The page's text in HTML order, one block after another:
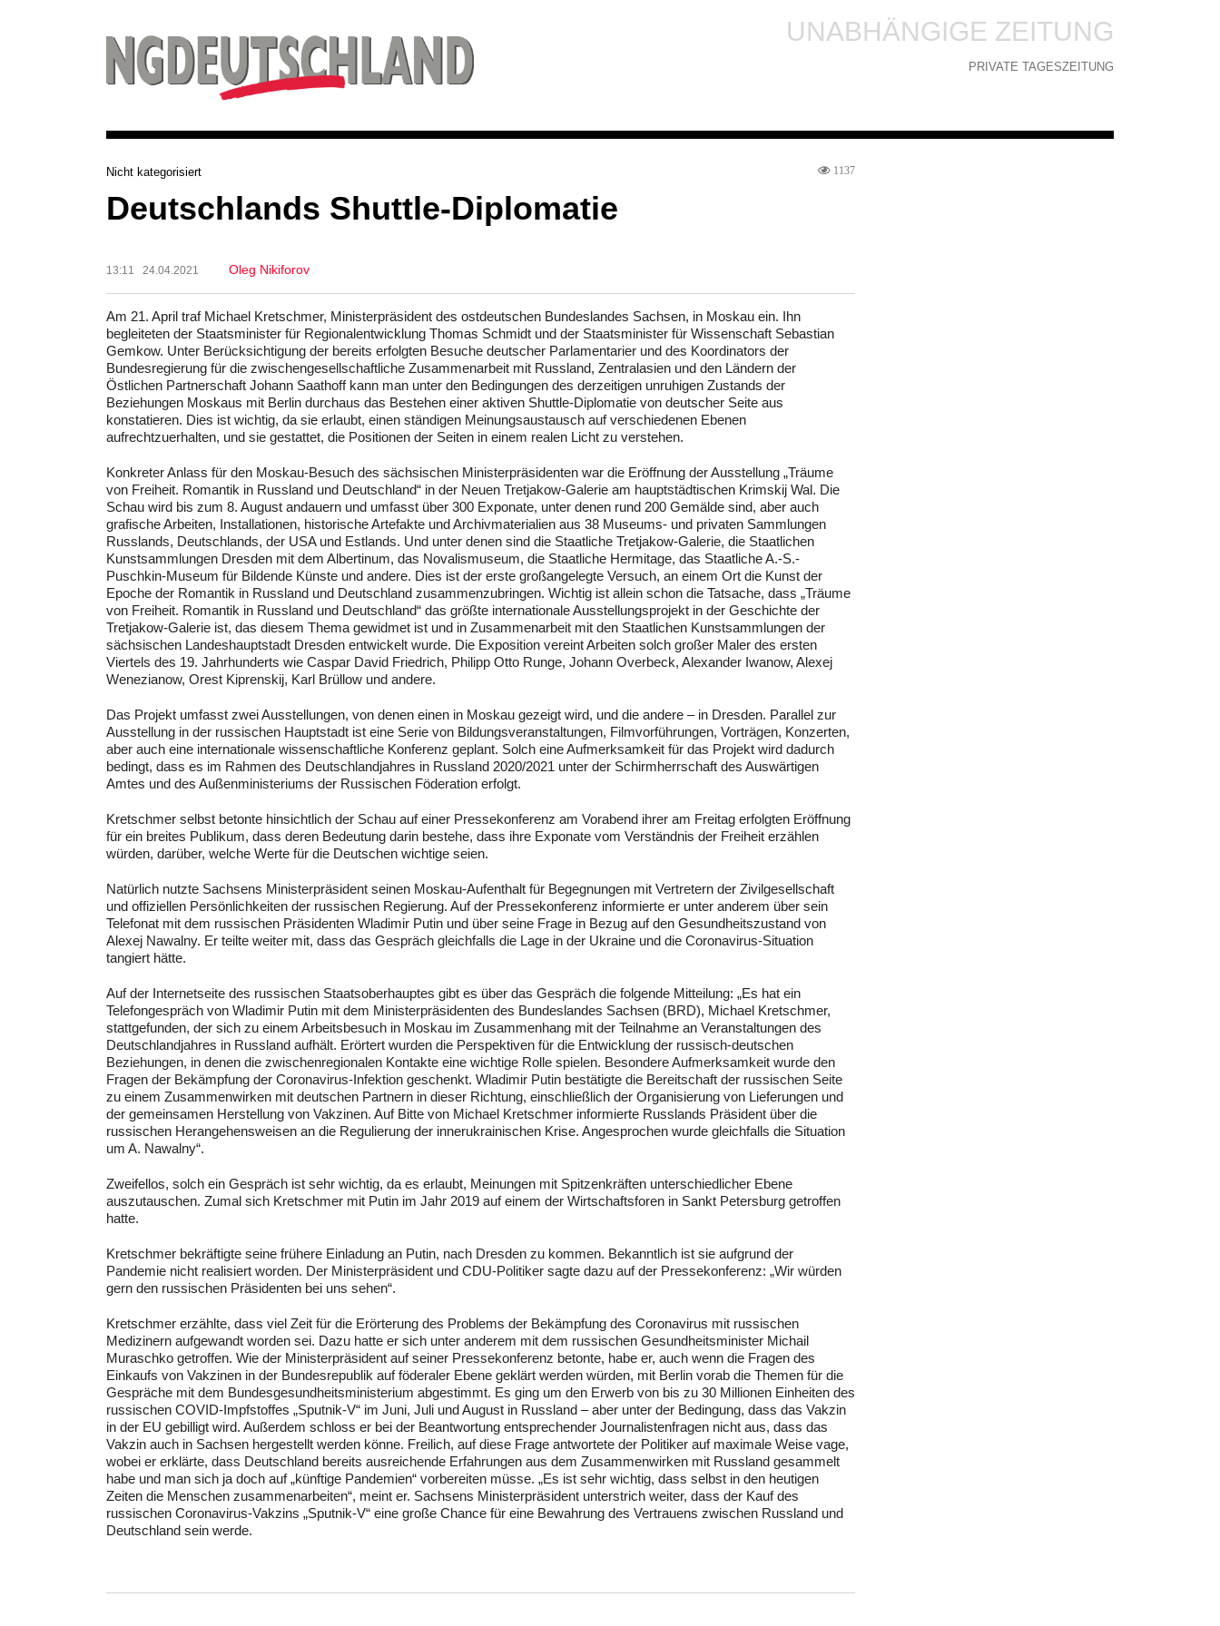
UNABHÄNGIGE ZEITUNG
PRIVATE TAGESZEITUNG
Nicht kategorisiert 1137
Deutschlands Shuttle-Diplomatie
13:11 24.04.2021 Oleg Nikiforov
Am 21. April traf Michael Kretschmer, Ministerpräsident des ostdeutschen Bundeslandes Sachsen, in Moskau ein. Ihn
begleiteten der Staatsminister für Regionalentwicklung Thomas Schmidt und der Staatsminister für Wissenschaft Sebastian
Gemkow. Unter Berücksichtigung der bereits erfolgten Besuche deutscher Parlamentarier und des Koordinators der
Bundesregierung für die zwischengesellschaftliche Zusammenarbeit mit Russland, Zentralasien und den Ländern der
Östlichen Partnerschaft Johann Saathoff kann man unter den Bedingungen des derzeitigen unruhigen Zustands der
Beziehungen Moskaus mit Berlin durchaus das Bestehen einer aktiven Shuttle-Diplomatie von deutscher Seite aus
konstatieren. Dies ist wichtig, da sie erlaubt, einen ständigen Meinungsaustausch auf verschiedenen Ebenen
aufrechtzuerhalten, und sie gestattet, die Positionen der Seiten in einem realen Licht zu verstehen.
Konkreter Anlass für den Moskau-Besuch des sächsischen Ministerpräsidenten war die Eröffnung der Ausstellung „Träume
von Freiheit. Romantik in Russland und Deutschland“ in der Neuen Tretjakow-Galerie am hauptstädtischen Krimskij Wal. Die
Schau wird bis zum 8. August andauern und umfasst über 300 Exponate, unter denen rund 200 Gemälde sind, aber auch
grafische Arbeiten, Installationen, historische Artefakte und Archivmaterialien aus 38 Museums- und privaten Sammlungen
Russlands, Deutschlands, der USA und Estlands. Und unter denen sind die Staatliche Tretjakow-Galerie, die Staatlichen
Kunstsammlungen Dresden mit dem Albertinum, das Novalismuseum, die Staatliche Hermitage, das Staatliche A.-S.-
Puschkin-Museum für Bildende Künste und andere. Dies ist der erste großangelegte Versuch, an einem Ort die Kunst der
Epoche der Romantik in Russland und Deutschland zusammenzubringen. Wichtig ist allein schon die Tatsache, dass „Träume
von Freiheit. Romantik in Russland und Deutschland“ das größte internationale Ausstellungsprojekt in der Geschichte der
Tretjakow-Galerie ist, das diesem Thema gewidmet ist und in Zusammenarbeit mit den Staatlichen Kunstsammlungen der
sächsischen Landeshauptstadt Dresden entwickelt wurde. Die Exposition vereint Arbeiten solch großer Maler des ersten
Viertels des 19. Jahrhunderts wie Caspar David Friedrich, Philipp Otto Runge, Johann Overbeck, Alexander Iwanow, Alexej
Wenezianow, Orest Kiprenskij, Karl Brüllow und andere.
Das Projekt umfasst zwei Ausstellungen, von denen einen in Moskau gezeigt wird, und die andere – in Dresden. Parallel zur
Ausstellung in der russischen Hauptstadt ist eine Serie von Bildungsveranstaltungen, Filmvorführungen, Vorträgen, Konzerten,
aber auch eine internationale wissenschaftliche Konferenz geplant. Solch eine Aufmerksamkeit für das Projekt wird dadurch
bedingt, dass es im Rahmen des Deutschlandjahres in Russland 2020/2021 unter der Schirmherrschaft des Auswärtigen
Amtes und des Außenministeriums der Russischen Föderation erfolgt.
Kretschmer selbst betonte hinsichtlich der Schau auf einer Pressekonferenz am Vorabend ihrer am Freitag erfolgten Eröffnung
für ein breites Publikum, dass deren Bedeutung darin bestehe, dass ihre Exponate vom Verständnis der Freiheit erzählen
würden, darüber, welche Werte für die Deutschen wichtige seien.
Natürlich nutzte Sachsens Ministerpräsident seinen Moskau-Aufenthalt für Begegnungen mit Vertretern der Zivilgesellschaft
und offiziellen Persönlichkeiten der russischen Regierung. Auf der Pressekonferenz informierte er unter anderem über sein
Telefonat mit dem russischen Präsidenten Wladimir Putin und über seine Frage in Bezug auf den Gesundheitszustand von
Alexej Nawalny. Er teilte weiter mit, dass das Gespräch gleichfalls die Lage in der Ukraine und die Coronavirus-Situation
tangiert hätte.
Auf der Internetseite des russischen Staatsoberhauptes gibt es über das Gespräch die folgende Mitteilung: „Es hat ein
Telefongespräch von Wladimir Putin mit dem Ministerpräsidenten des Bundeslandes Sachsen (BRD), Michael Kretschmer,
stattgefunden, der sich zu einem Arbeitsbesuch in Moskau im Zusammenhang mit der Teilnahme an Veranstaltungen des
Deutschlandjahres in Russland aufhält. Erörtert wurden die Perspektiven für die Entwicklung der russisch-deutschen
Beziehungen, in denen die zwischenregionalen Kontakte eine wichtige Rolle spielen. Besondere Aufmerksamkeit wurde den
Fragen der Bekämpfung der Coronavirus-Infektion geschenkt. Wladimir Putin bestätigte die Bereitschaft der russischen Seite
zu einem Zusammenwirken mit deutschen Partnern in dieser Richtung, einschließlich der Organisierung von Lieferungen und
der gemeinsamen Herstellung von Vakzinen. Auf Bitte von Michael Kretschmer informierte Russlands Präsident über die
russischen Herangehensweisen an die Regulierung der innerukrainischen Krise. Angesprochen wurde gleichfalls die Situation
um A. Nawalny“.
Zweifellos, solch ein Gespräch ist sehr wichtig, da es erlaubt, Meinungen mit Spitzenkräften unterschiedlicher Ebene
auszutauschen. Zumal sich Kretschmer mit Putin im Jahr 2019 auf einem der Wirtschaftsforen in Sankt Petersburg getroffen
hatte.
Kretschmer bekräftigte seine frühere Einladung an Putin, nach Dresden zu kommen. Bekanntlich ist sie aufgrund der
Pandemie nicht realisiert worden. Der Ministerpräsident und CDU-Politiker sagte dazu auf der Pressekonferenz: „Wir würden
gern den russischen Präsidenten bei uns sehen“.
Kretschmer erzählte, dass viel Zeit für die Erörterung des Problems der Bekämpfung des Coronavirus mit russischen
Medizinern aufgewandt worden sei. Dazu hatte er sich unter anderem mit dem russischen Gesundheitsminister Michail
Muraschko getroffen. Wie der Ministerpräsident auf seiner Pressekonferenz betonte, habe er, auch wenn die Fragen des
Einkaufs von Vakzinen in der Bundesrepublik auf föderaler Ebene geklärt werden würden, mit Berlin vorab die Themen für die
Gespräche mit dem Bundesgesundheitsministerium abgestimmt. Es ging um den Erwerb von bis zu 30 Millionen Einheiten des
russischen COVID-Impfstoffes „Sputnik-V“ im Juni, Juli und August in Russland – aber unter der Bedingung, dass das Vakzin
in der EU gebilligt wird. Außerdem schloss er bei der Beantwortung entsprechender Journalistenfragen nicht aus, dass das
Vakzin auch in Sachsen hergestellt werden könne. Freilich, auf diese Frage antwortete der Politiker auf maximale Weise vage,
wobei er erklärte, dass Deutschland bereits ausreichende Erfahrungen aus dem Zusammenwirken mit Russland gesammelt
habe und man sich ja doch auf „künftige Pandemien“ vorbereiten müsse. „Es ist sehr wichtig, dass selbst in den heutigen
Zeiten die Menschen zusammenarbeiten“, meint er. Sachsens Ministerpräsident unterstrich weiter, dass der Kauf des
russischen Coronavirus-Vakzins „Sputnik-V“ eine große Chance für eine Bewahrung des Vertrauens zwischen Russland und
Deutschland sein werde.